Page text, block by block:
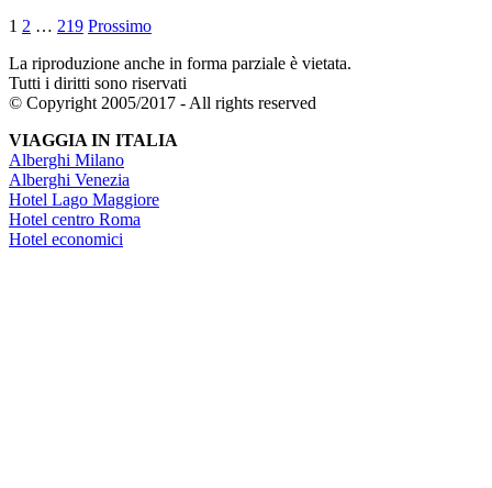
1 2 … 219 Prossimo
La riproduzione anche in forma parziale è vietata.
Tutti i diritti sono riservati
© Copyright 2005/2017 - All rights reserved
VIAGGIA IN ITALIA
Alberghi Milano
Alberghi Venezia
Hotel Lago Maggiore
Hotel centro Roma
Hotel economici